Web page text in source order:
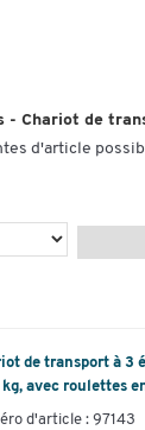
- Chariot de
d'article
de transport à 3
avec roulettes
d'article : 97143